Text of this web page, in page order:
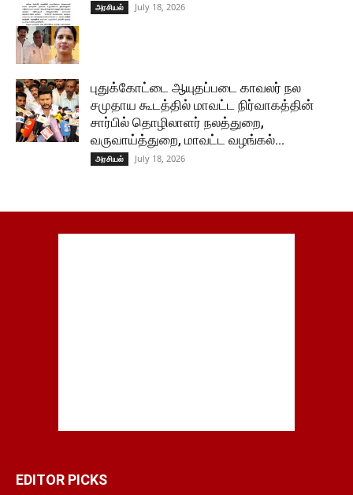
அரசியல் July 18, 2026
புதுக்கோட்டை ஆயுதப்படை காவலர் நல
சமுதாய கூடத்தில் மாவட்ட நிர்வாகத்தின்
சார்பில் தொழிலாளர் நலத்துறை,
வருவாய்த்துறை, மாவட்ட வழங்கல்...
அரசியல் July 18, 2026
EDITOR PICKS